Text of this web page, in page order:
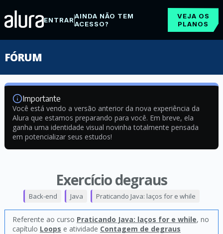
ENTRARAINDA NÃO TEM
ACESSO?
VEJA OS
PLANOS
FÓRUM
Importante
Você está vendo a versão anterior da nova experiência da
Alura que estamos preparando para você. Em breve, ela
ganha uma identidade visual novinha totalmente pensada
em potencializar seus estudos!
Exercício degraus
Back-end Java Praticando Java: laços for e while
Referente ao curso Praticando Java: laços for e while, no
capítulo Loops e atividade Contagem de degraus